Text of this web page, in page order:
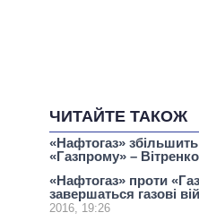
ЧИТАЙТЕ ТАКОЖ
«Нафтогаз»
«Газпрому» – Вітренко
«Нафтогаз» проти
завершаться газові
2016, 19:26